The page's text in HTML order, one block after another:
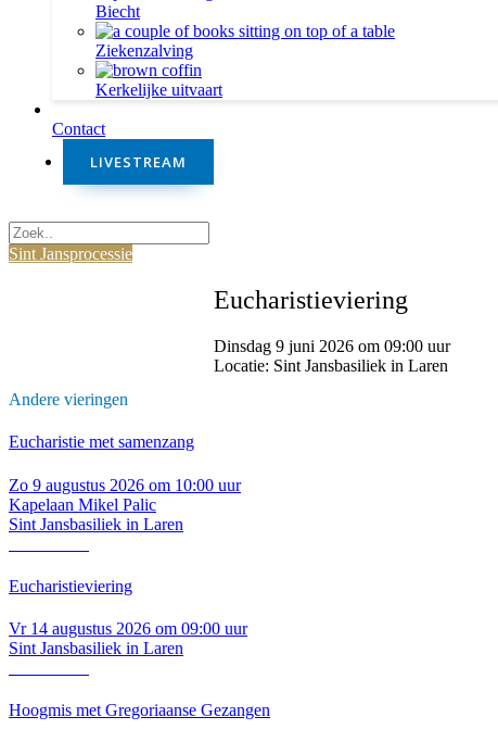
Biecht
Ziekenzalving
Kerkelijke uitvaart
Contact
LIVESTREAM
Sint Jansprocessie
Eucharistieviering
Dinsdag 9 juni 2026 om 09:00 uur
Locatie: Sint Jansbasiliek in Laren
Andere vieringen
Eucharistie met samenzang
Zo 9 augustus 2026 om 10:00 uur
Kapelaan Mikel Palic
Sint Jansbasiliek in Laren
Eucharistieviering
Vr 14 augustus 2026 om 09:00 uur
Sint Jansbasiliek in Laren
Hoogmis met Gregoriaanse Gezangen